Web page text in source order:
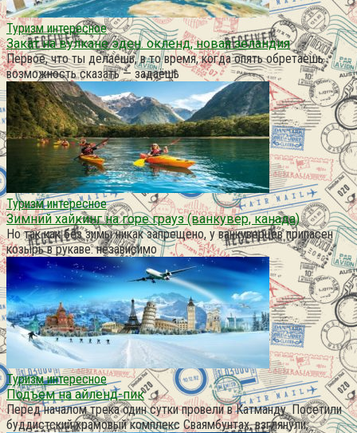
Туризм интересное
Закат на вулкане эден. окленд, новая зеландия
Первое, что ты делаешь, в то время, когда опять обретаешь
возможность сказать — задаёшь
Туризм интересное
Зимний хайкинг на горе грауз (ванкувер, канада)
Но так как без зимы никак запрещено, у ванкуверцев припасен
козырь в рукаве: независимо
Туризм интересное
Подъем на айленд-пик
Перед началом трека один сутки провели в Катманду. Посетили
буддистский храмовый комплекс Сваямбунтах, взглянули,